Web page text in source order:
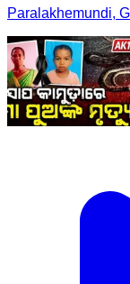
Paralakhemundi,